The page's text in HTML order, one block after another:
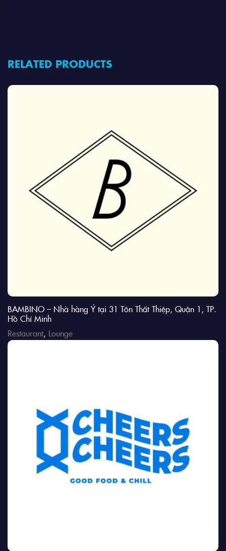
RELATED PRODUCTS
BAMBINO – Nhà hàng Ý tại 31 Tôn Thất Thiệp, Quận 1, TP.
Hồ Chí Minh
Restaurant, Lounge